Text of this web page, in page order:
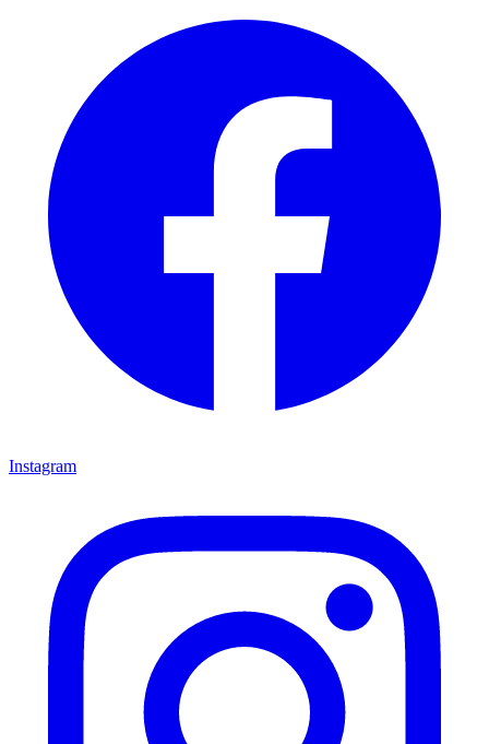
Instagram